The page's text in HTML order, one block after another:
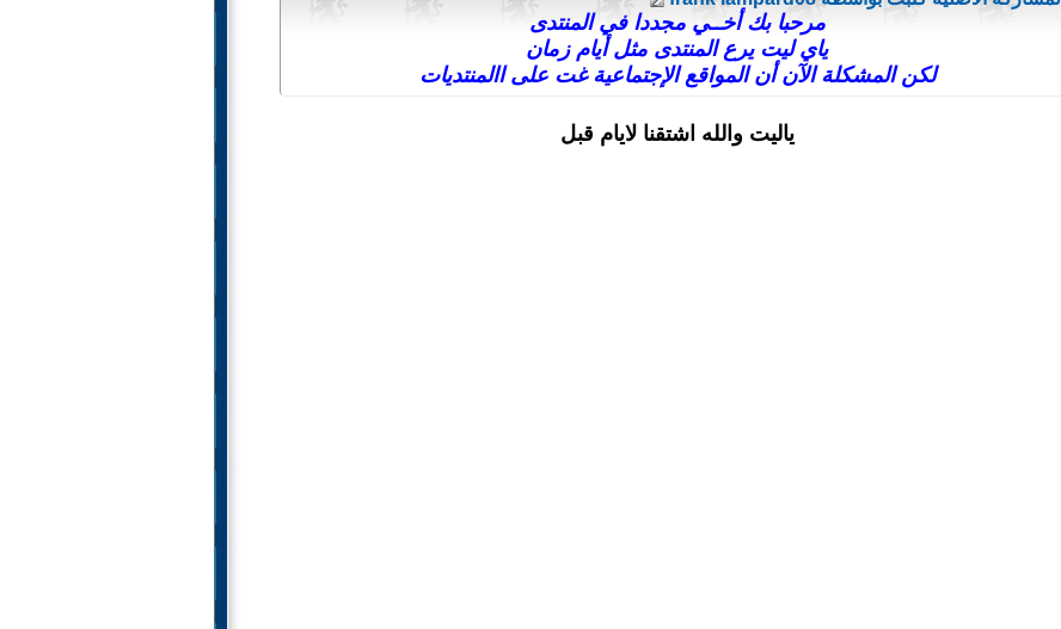
مرحبا بك أخــي مجددا في المنتدى
ياي ليت يرع المنتدى مثل أيام زمان
لكن المشكلة الآن أن المواقع الإجتماعية غت على االمنتديات
ياليت والله اشتقنا لايام قبل